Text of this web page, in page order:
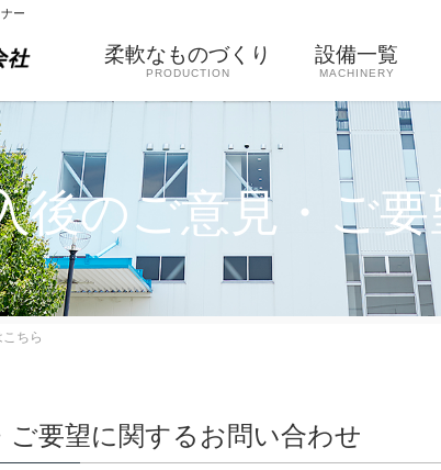
ー
柔軟なものづくり
PRODUCTION
設備一覧
MACHINERY
後のご意見・ご
ちら
ご要望に関するお問い合わせ